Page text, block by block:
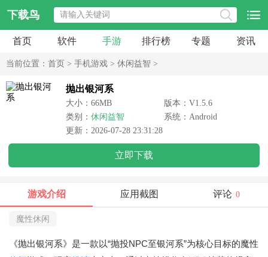
下载鸟
首页 软件 手游 排行榜 专题 资讯
当前位置： 首页 > 手机游戏 > 休闲益智 >
抛出银河系
大小：66MB
版本：V1.5.6
类别： 休闲益智
系统：Android
更新：2026-07-28 23:31:28
立即下载
游戏介绍 应用截图 评论 0
魔性休闲
《抛出银河系》是一款以“抛投NPC至银河系”为核心目标的魔性